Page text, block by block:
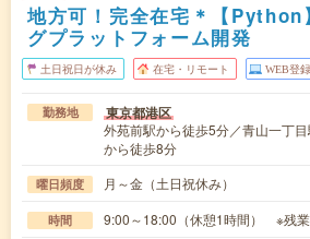
地方可！完全在宅＊【Python
グプラットフォーム開発
土日祝日が休み 在宅・リモート WEB登
勤務地 東京都港区
外苑前駅から徒歩5分／青山一丁
から徒歩8分
曜日頻度 月～金（土日祝休み）
時間 9:00～18:00（休憩1時間） ※残業